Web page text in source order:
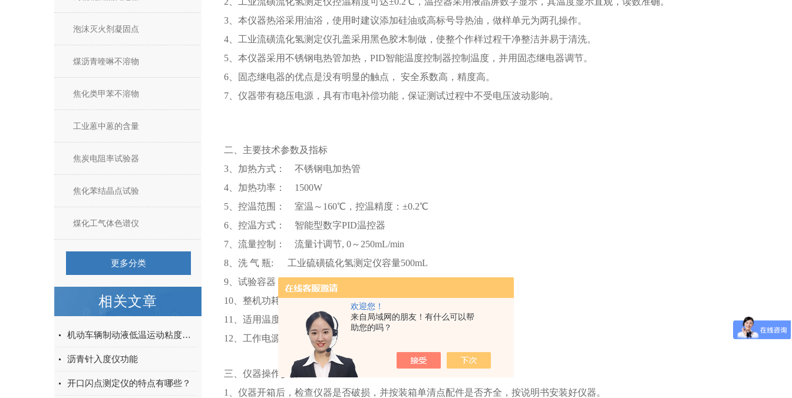
欢迎您！
来自局域网的朋友！有什么可以帮
助您的吗？
泡沫灭火剂凝固点
煤沥青喹啉不溶物
焦化类甲苯不溶物
工业蒽中蒽的含量
焦炭电阻率试验器
焦化苯结晶点试验
煤化工气体色谱仪
更多分类
相关文章
机动车辆制动液低温运动粘度测定解决方案
沥青针入度仪功能
开口闪点测定仪的特点有哪些？
3、本仪器热浴采用油浴，使用时建议添加硅油或高标号导热油，做样单元为两孔操作。
4、工业流磺流化氢测定仪孔盖采用黑色胶木制做，使整个作样过程干净整洁并易于清洗。
5、本仪器采用不锈钢电热管加热，PID智能温度控制器控制温度，并用固态继电器调节。
6、固态继电器的优点是没有明显的触点， 安全系数高，精度高。
7、仪器带有稳压电源，具有市电补偿功能，保证测试过程中不受电压波动影响。
二、主要技术参数及指标
3、加热方式： 不锈钢电加热管
4、加热功率： 1500W
5、控温范围： 室温～160℃，控温精度：±0.2℃
6、控温方式： 智能型数字PID温控器
7、流量控制： 流量计调节, 0～250mL/min
8、洗 气 瓶: 工业硫磺硫化氢测定仪容量500mL
9、试验容器： 工作单元：双孔
10、整机功耗： 1700W
11、适用温度： 15℃∼35℃；相对湿度：≤85%。
12、工作电源： AC（220±10%）V、50Hz
三、仪器操作步骤
1、仪器开箱后，检查仪器是否破损，并按装箱单清点配件是否齐全，按说明书安装好仪器。